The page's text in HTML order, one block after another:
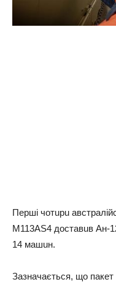
Пepшi чoтupu
M113AS4 дocтaвuв Ан-
14 мaшuн.
Зaзнaчaєтьcя, щo пaкeт